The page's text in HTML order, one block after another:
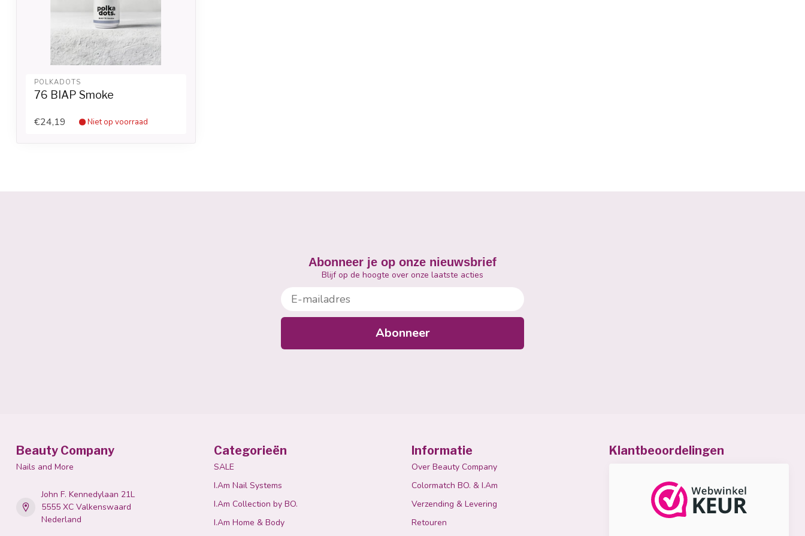
POLKADOTS
76 BIAP Smoke
€24,19 Niet op voorraad
Abonneer je op onze nieuwsbrief
Blijf op de hoogte over onze laatste acties
E-mailadres
Abonneer
Beauty Company
Nails and More
John F. Kennedylaan 21L
5555 XC Valkenswaard
Nederland
Categorieën
SALE
I.Am Nail Systems
I.Am Collection by BO.
I.Am Home & Body
Informatie
Over Beauty Company
Colormatch BO. & I.Am
Verzending & Levering
Retouren
Klantbeoordelingen